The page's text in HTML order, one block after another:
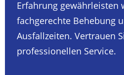
Erfahrung gewährleisten
fachgerechte Behebung
Ausfallzeiten. Vertrauen
professionellen Service.